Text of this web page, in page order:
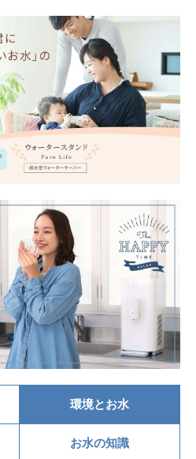
環境とお水
お水の知識